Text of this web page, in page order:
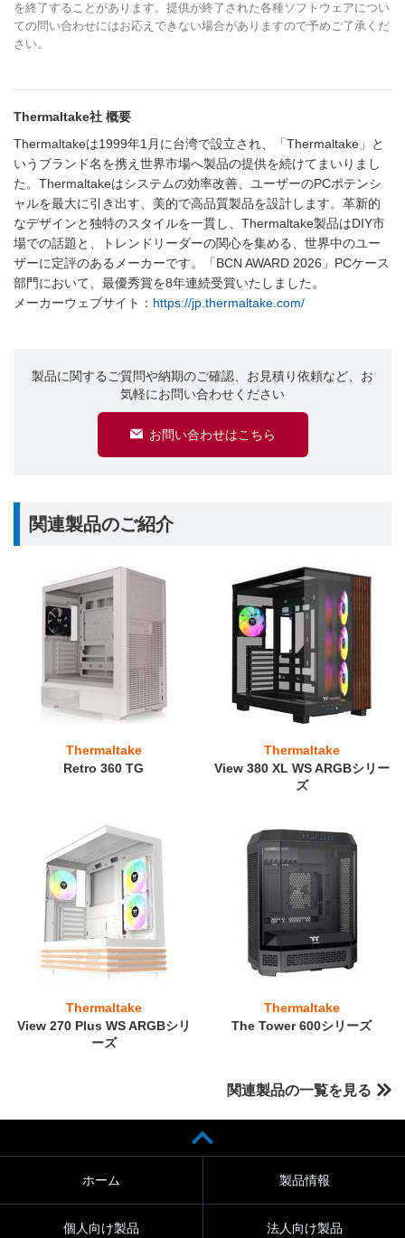
を終了することがあります。提供が終了された各種ソフトウェアについ
ての問い合わせにはお応えできない場合がありますので予めご了承くだ
さい。
Thermaltake社 概要
Thermaltakeは1999年1月に台湾で設立され、「Thermaltake」と
いうブランド名を携え世界市場へ製品の提供を続けてまいりまし
た。Thermaltakeはシステムの効率改善、ユーザーのPCポテンシ
ャルを最大に引き出す、美的で高品質製品を設計します。革新的
なデザインと独特のスタイルを一貫し、Thermaltake製品はDIY市
場での話題と、トレンドリーダーの関心を集める、世界中のユー
ザーに定評のあるメーカーです。「BCN AWARD 2026」PCケース
部門において、最優秀賞を8年連続受賞いたしました。
メーカーウェブサイト： https://jp.thermaltake.com/
製品に関するご質問や納期のご確認、お見積り依頼など、お
気軽にお問い合わせください
お問い合わせはこちら
関連製品のご紹介
Thermaltake
Retro 360 TG
Thermaltake
View 380 XL WS ARGBシリー
ズ
Thermaltake
View 270 Plus WS ARGBシリ
ーズ
Thermaltake
The Tower 600シリーズ
関連製品の一覧を見る
ホーム 製品情報
個人向け製品 法人向け製品